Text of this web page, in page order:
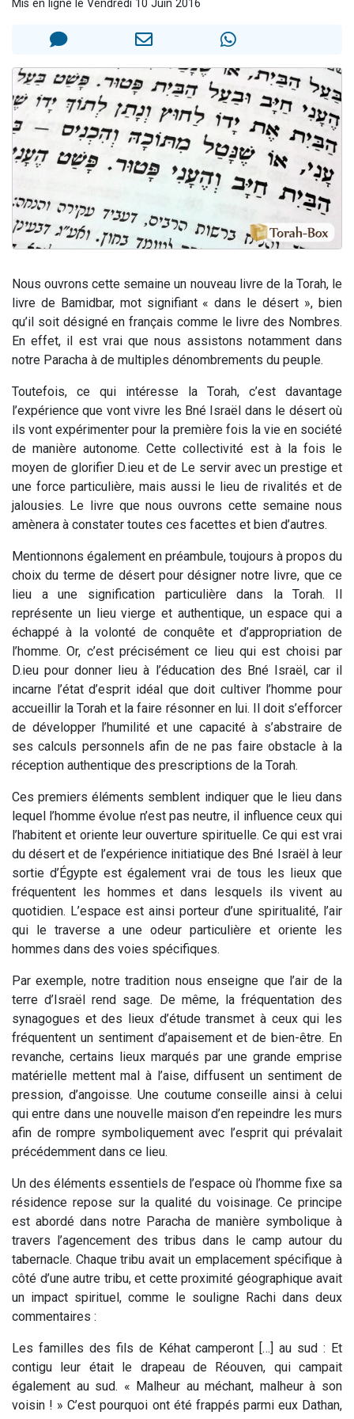
2 personnes viennent de faire un don pour Reloger Rivka, 6 enfants, victime de violences...
Il reste 49 places pour étudier en groupe sur Zoom
3 personnes viennent de faire un don pour Diane, 80 ans, dans un appartement insalubre
Mis en ligne le Vendredi 10 Juin 2016
Nous ouvrons cette semaine un nouveau livre de la Torah, le
livre de Bamidbar, mot signifiant « dans le désert », bien
qu’il soit désigné en français comme le livre des Nombres.
En effet, il est vrai que nous assistons notamment dans
notre Paracha à de multiples dénombrements du peuple.
Toutefois, ce qui intéresse la Torah, c’est davantage
l’expérience que vont vivre les Bné Israël dans le désert où
ils vont expérimenter pour la première fois la vie en société
de manière autonome. Cette collectivité est à la fois le
moyen de glorifier D.ieu et de Le servir avec un prestige et
une force particulière, mais aussi le lieu de rivalités et de
jalousies. Le livre que nous ouvrons cette semaine nous
amènera à constater toutes ces facettes et bien d’autres.
Mentionnons également en préambule, toujours à propos du
choix du terme de désert pour désigner notre livre, que ce
lieu a une signification particulière dans la Torah. Il
représente un lieu vierge et authentique, un espace qui a
échappé à la volonté de conquête et d’appropriation de
l’homme. Or, c’est précisément ce lieu qui est choisi par
D.ieu pour donner lieu à l’éducation des Bné Israël, car il
incarne l’état d’esprit idéal que doit cultiver l’homme pour
accueillir la Torah et la faire résonner en lui. Il doit s’efforcer
de développer l’humilité et une capacité à s’abstraire de
ses calculs personnels afin de ne pas faire obstacle à la
réception authentique des prescriptions de la Torah.
Ces premiers éléments semblent indiquer que le lieu dans
lequel l’homme évolue n’est pas neutre, il influence ceux qui
l’habitent et oriente leur ouverture spirituelle. Ce qui est vrai
du désert et de l’expérience initiatique des Bné Israël à leur
sortie d’Égypte est également vrai de tous les lieux que
fréquentent les hommes et dans lesquels ils vivent au
quotidien. L’espace est ainsi porteur d’une spiritualité, l’air
qui le traverse a une odeur particulière et oriente les
hommes dans des voies spécifiques.
Par exemple, notre tradition nous enseigne que l’air de la
terre d’Israël rend sage. De même, la fréquentation des
synagogues et des lieux d’étude transmet à ceux qui les
fréquentent un sentiment d’apaisement et de bien-être. En
revanche, certains lieux marqués par une grande emprise
matérielle mettent mal à l’aise, diffusent un sentiment de
pression, d’angoisse. Une coutume conseille ainsi à celui
qui entre dans une nouvelle maison d’en repeindre les murs
afin de rompre symboliquement avec l’esprit qui prévalait
précédemment dans ce lieu.
Un des éléments essentiels de l’espace où l’homme fixe sa
résidence repose sur la qualité du voisinage. Ce principe
est abordé dans notre Paracha de manière symbolique à
travers l’agencement des tribus dans le camp autour du
tabernacle. Chaque tribu avait un emplacement spécifique à
côté d’une autre tribu, et cette proximité géographique avait
un impact spirituel, comme le souligne Rachi dans deux
commentaires :
Les familles des fils de Kéhat camperont […] au sud : Et
contigu leur était le drapeau de Réouven, qui campait
également au sud. « Malheur au méchant, malheur à son
voisin ! » C’est pourquoi ont été frappés parmi eux Dathan,